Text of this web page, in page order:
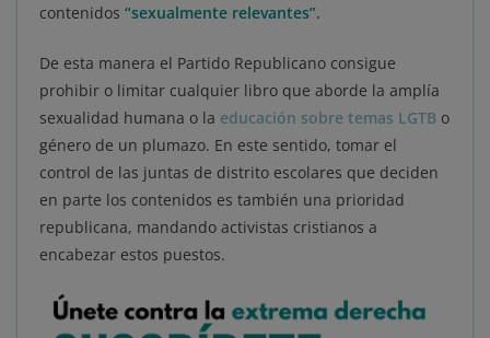
contenidos “sexualmente relevantes”.
De esta manera el Partido Republicano consigue
prohibir o limitar cualquier libro que aborde la amplía
sexualidad humana o la educación sobre temas LGTB o
género de un plumazo. En este sentido, tomar el
control de las juntas de distrito escolares que deciden
en parte los contenidos es también una prioridad
republicana, mandando activistas cristianos a
encabezar estos puestos.